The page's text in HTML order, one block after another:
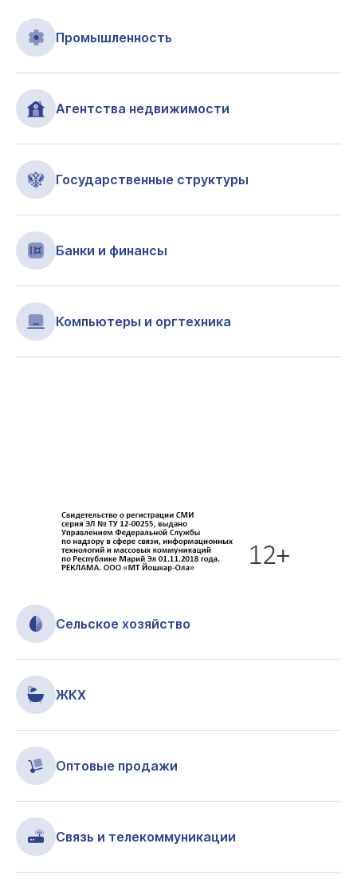
Промышленность
Агентства недвижимости
Государственные структуры
Банки и финансы
Компьютеры и оргтехника
Сельское хозяйство
ЖКХ
Оптовые продажи
Связь и телекоммуникации